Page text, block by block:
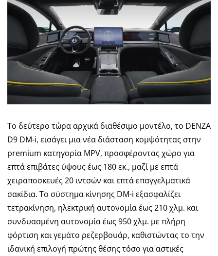
Το δεύτερο τώρα αρχικά διαθέσιμο μοντέλο, το DENZA
D9 DM-i, εισάγει μια νέα διάσταση κομψότητας στην
premium κατηγορία MPV, προσφέροντας χώρο για
επτά επιβάτες ύψους έως 180 εκ., μαζί με επτά
χειραποσκευές 20 ιντσών και επτά επαγγελματικά
σακίδια. Το σύστημα κίνησης DM-i εξασφαλίζει
τετρακίνηση, ηλεκτρική αυτονομία έως 210 χλμ. και
συνδυασμένη αυτονομία έως 950 χλμ. με πλήρη
φόρτιση και γεμάτο ρεζερβουάρ, καθιστώντας το την
ιδανική επιλογή πρώτης θέσης τόσο για αστικές